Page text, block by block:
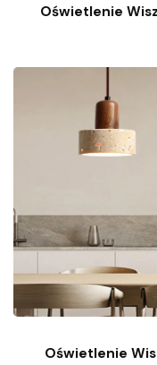
Oświetlenie
Oświetlenie